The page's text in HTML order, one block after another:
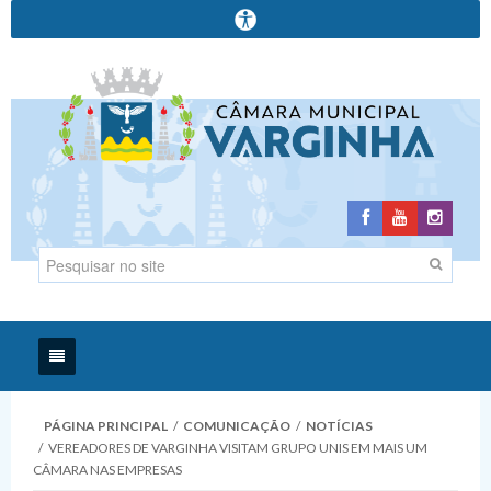
Institucional
PÁGINA PRINCIPAL / COMUNICAÇÃO / NOTÍCIAS
/ VEREADORES DE VARGINHA VISITAM GRUPO UNIS EM MAIS UM
CÂMARA NAS EMPRESAS